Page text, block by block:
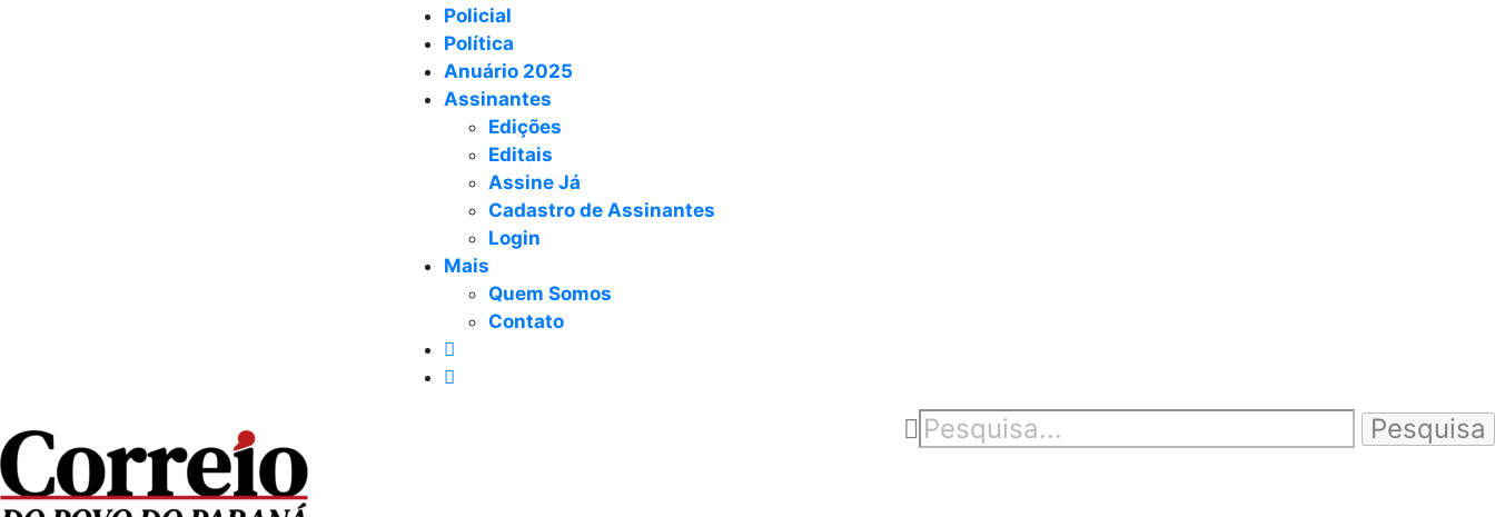
Policial
Política
Anuário 2025
Assinantes
Edições
Editais
Assine Já
Cadastro de Assinantes
Login
Mais
Quem Somos
Contato